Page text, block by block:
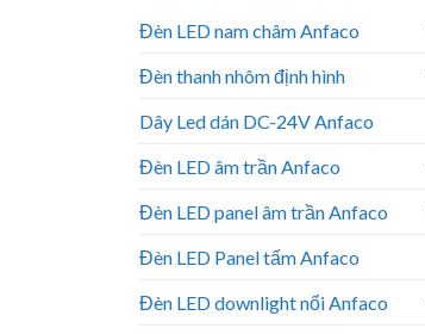
Đèn LED nam châm Anfaco
Đèn thanh nhôm định hình
Dây Led dán DC-24V Anfaco
Đèn LED âm trần Anfaco
Đèn LED panel âm trần Anfaco
Đèn LED Panel tấm Anfaco
Đèn LED downlight nổi Anfaco